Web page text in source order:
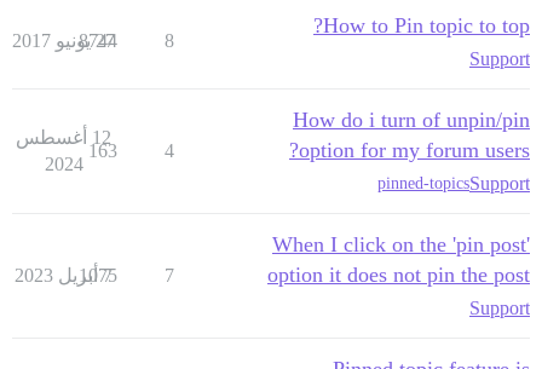
How to Pin topic to top?
Support
8
8744
27 يونيو 2017
How do i turn of unpin/pin
option for my forum users?
Support
pinned-topics
4
163
12 أغسطس
2024
When I click on the 'pin post'
option it does not pin the post
Support
7
1075
7 أبريل 2023